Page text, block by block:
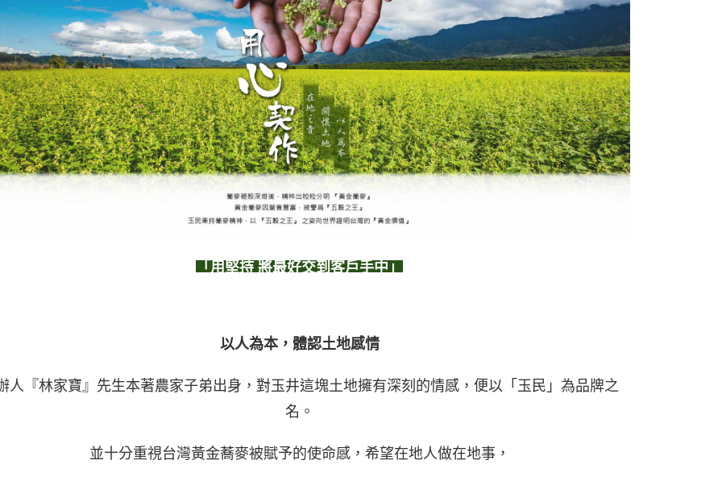
「用堅持 將最好交到客戶手中」
以人為本， 體認土地感情
人『林家寶』先生本著農家子弟出身，對玉井這塊土地擁有深刻的情感，便以「玉民」為品牌之
名。
並十分重視台灣黃金蕎麥被賦予的使命感，希望在地人做在地事，